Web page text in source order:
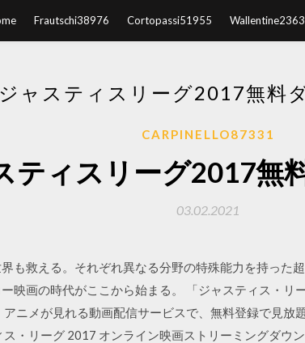
Frautschi38976 Cortopassi51955
ジャスティスリーグ2017無料
CARPINELLO87331
ティスリーグ2017無
03.02.2021
も救える。それぞれ異なる分野の特殊能力を持った
画の時代がここから始まる。 「ジャスティス・リ
ニメが見れる動画配信サービスで、無料登録で見放
・リーグ 2017 オンライン映画ストリーミングダウ